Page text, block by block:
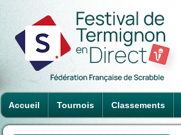
Accueil Tournois Classements